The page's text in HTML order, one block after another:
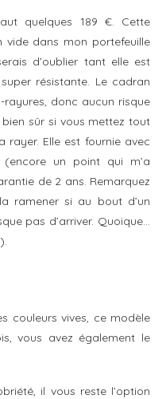
quelques 189 €. Cette
vide dans mon portefeuille
d’oublier tant elle est
résistante. Le cadran
donc aucun risque
sûr si vous mettez tout
Elle est fournie avec
un point qui m’a
de 2 ans. Remarquez
ramener si au bout d’un
pas d’arriver. Quoique…
couleurs vives, ce modèle
vous avez également le
il vous reste l’option